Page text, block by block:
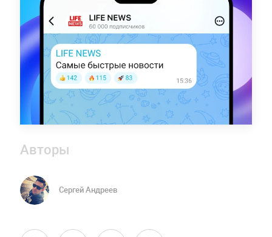
Авторы
Сергей Андреев